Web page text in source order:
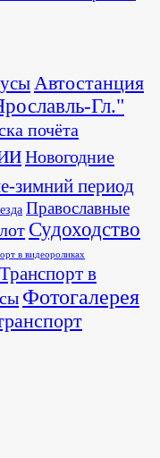
Автостанция
Гл."
почёта
Новогодние
зимний период
Православные
Судоходство
в видеороликах
Транспорт в
Фотогалерея